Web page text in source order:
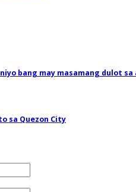
bang may masamang dulot
sa Quezon City